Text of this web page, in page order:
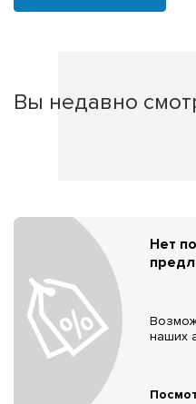
Вы недавно
Нет
наших